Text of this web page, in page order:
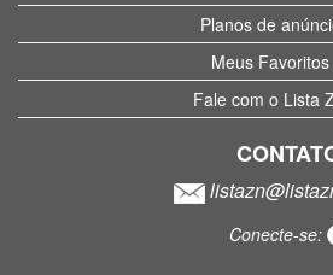
Planos de
Meus Favoritos
Fale com o Lista
Conecte-se: